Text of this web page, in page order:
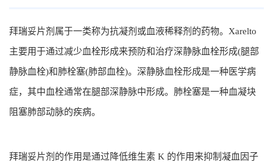
拜瑞妥片剂属于一类称为抗凝剂或血液稀释剂的药物。Xarelto
主要用于通过减少血栓形成来预防和治疗深静脉血栓形成(腿部
静脉血栓)和肺栓塞(肺部血栓)。深静脉血栓形成是一种医学病
症，其中血栓通常在腿部深静脉中形成。肺栓塞是一种血凝块
阻塞肺部动脉的疾病。
拜瑞妥片剂的作用是通过降低维生素 K 的作用来抑制凝血因子